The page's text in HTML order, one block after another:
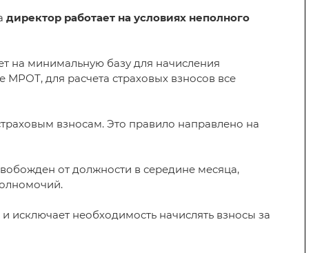
директор работает на условиях неполного
на минимальную базу для начисления
МРОТ, для расчета страховых взносов все
взносам. Это правило направлено на
от должности в середине месяца,
исключает необходимость начислять взносы за